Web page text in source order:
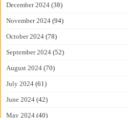
December 2024 (38)
November 2024 (94)
October 2024 (78)
September 2024 (52)
August 2024 (70)
July 2024 (61)
June 2024 (42)
May 2024 (40)